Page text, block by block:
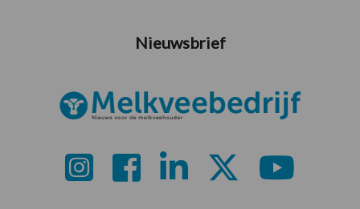
Nieuwsbrief